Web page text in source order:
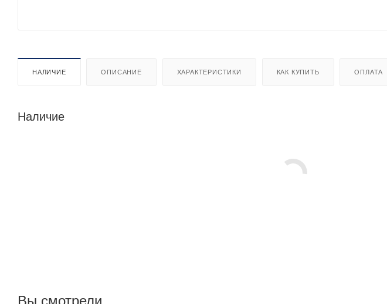
НАЛИЧИЕ ОПИСАНИЕ ХАРАКТЕРИСТИКИ КАК КУПИТЬ ОПЛАТА
Наличие
Вы смотрели